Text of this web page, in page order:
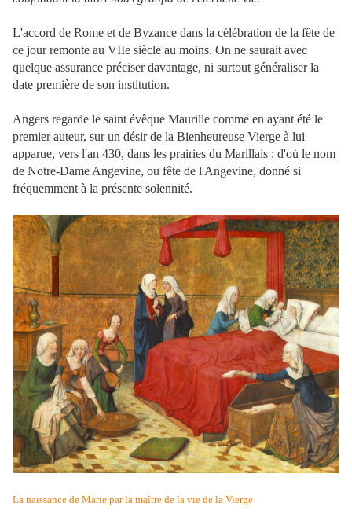
L'accord de Rome et de Byzance dans la célébration de la fête de
ce jour remonte au VIIe siècle au moins. On ne saurait avec
quelque assurance préciser davantage, ni surtout généraliser la
date première de son institution.
Angers regarde le saint évêque Maurille comme en ayant été le
premier auteur, sur un désir de la Bienheureuse Vierge à lui
apparue, vers l'an 430, dans les prairies du Marillais : d'où le nom
de Notre-Dame Angevine, ou fête de l'Angevine, donné si
fréquemment à la présente solennité.
La naissance de Marie par la maître de la vie de la Vierge